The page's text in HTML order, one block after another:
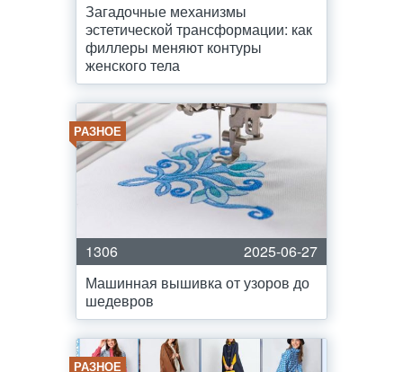
Загадочные механизмы
эстетической трансформации: как
филлеры меняют контуры
женского тела
РАЗНОЕ
1306
2025-06-27
Машинная вышивка от узоров до
шедевров
РАЗНОЕ